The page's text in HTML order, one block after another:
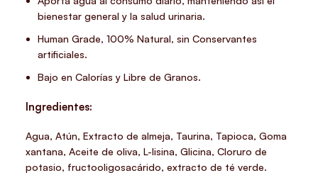
bienestar general y la salud urinaria.
Human Grade, 100% Natural, sin Conservantes
artificiales.
Bajo en Calorías y Libre de Granos.
Ingredientes:
Agua, Atún, Extracto de almeja, Taurina, Tapioca, Goma
xantana, Aceite de oliva, L-lisina, Glicina, Cloruro de
potasio, fructooligosacárido, extracto de té verde.